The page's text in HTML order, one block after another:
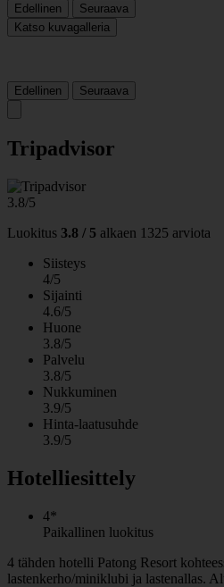
Edellinen
Seuraava
Katso kuvagalleria
Edellinen Seuraava
Tripadvisor
3.8/5
Luokitus 3.8 / 5 alkaen 1325 arviota
Siisteys
4/5
Sijainti
4.6/5
Huone
3.8/5
Palvelu
3.8/5
Nukkuminen
3.9/5
Hinta-laatusuhde
3.9/5
Hotelliesittely
4*
Paikallinen luokitus
4 tähden hotelli Patong Resort
lastenkerho/miniklubi ja lastenallas.